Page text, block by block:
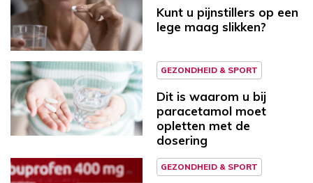
Kunt u pijnstillers op een
lege maag slikken?
GEZONDHEID & SPORT
Dit is waarom u bij
paracetamol moet
opletten met de
dosering
GEZONDHEID & SPORT